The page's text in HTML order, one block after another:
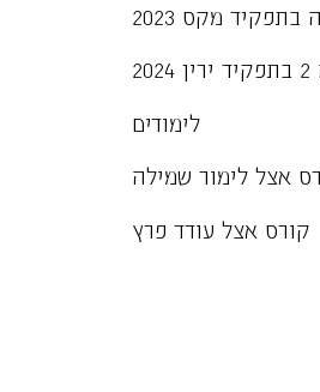
בתפקיד מקס
לימודים
אצל לימור שמילה
קורס אצל עודד פרץ